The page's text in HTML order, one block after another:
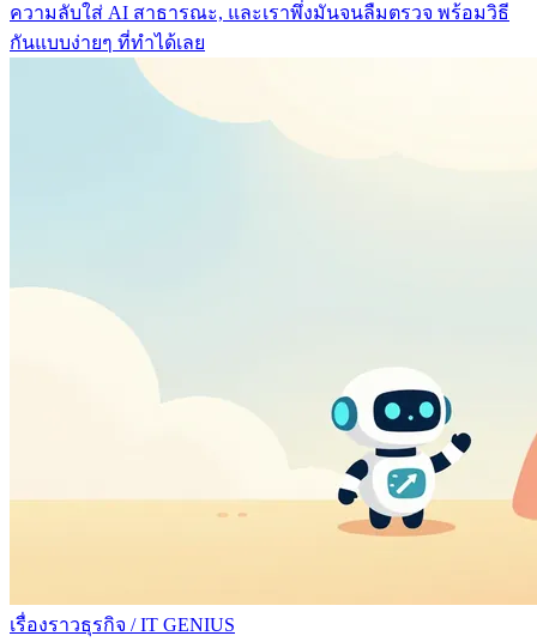
ความลับใส่ AI สาธารณะ, และเราพึ่งมันจนลืมตรวจ พร้อมวิธี
กันแบบง่ายๆ ที่ทำได้เลย
เรื่องราวธุรกิจ / IT GENIUS